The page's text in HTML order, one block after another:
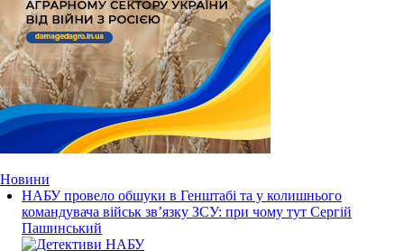
Новини
НАБУ провело обшуки в Генштабі та у колишнього
командувача військ зв’язку ЗСУ: при чому тут Сергій
Пашинський